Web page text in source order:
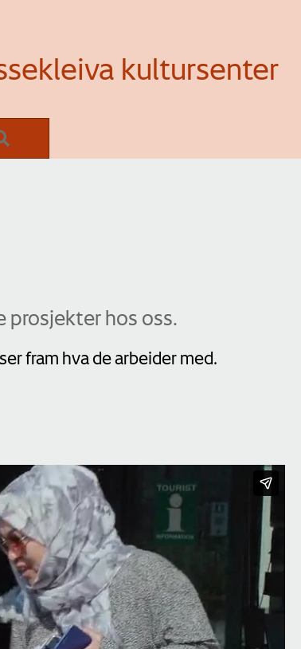
kultursenter
prosjekter hos oss.
fram hva de arbeider med.